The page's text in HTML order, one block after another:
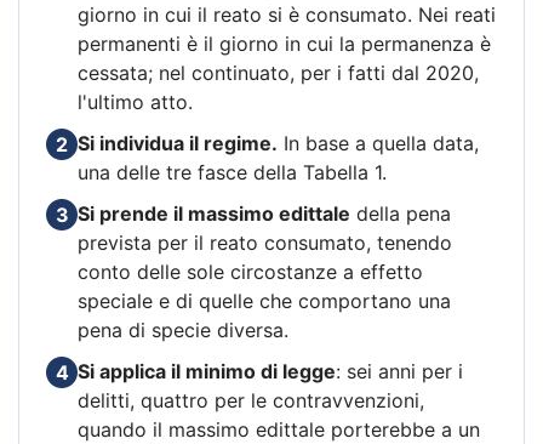
giorno in cui il reato si è consumato. Nei reati
permanenti è il giorno in cui la permanenza è
cessata; nel continuato, per i fatti dal 2020,
l'ultimo atto.
2 Si individua il regime. In base a quella data,
una delle tre fasce della Tabella 1.
3 Si prende il massimo edittale della pena
prevista per il reato consumato, tenendo
conto delle sole circostanze a effetto
speciale e di quelle che comportano una
pena di specie diversa.
4 Si applica il minimo di legge: sei anni per i
delitti, quattro per le contravvenzioni,
quando il massimo edittale porterebbe a un